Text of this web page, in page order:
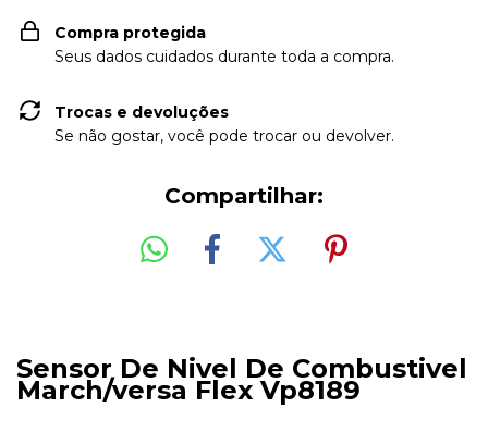
Compra protegida
Seus dados cuidados durante toda a compra.
Trocas e devoluções
Se não gostar, você pode trocar ou devolver.
Compartilhar:
Sensor De Nivel De Combustivel
March/versa Flex Vp8189